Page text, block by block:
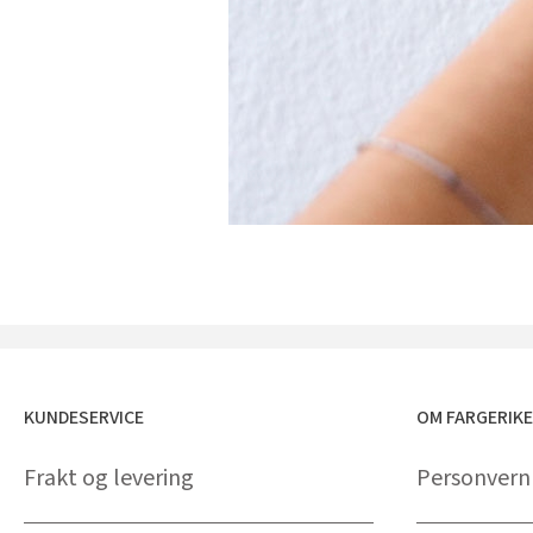
KUNDESERVICE
Frakt og levering
OM
Personvern